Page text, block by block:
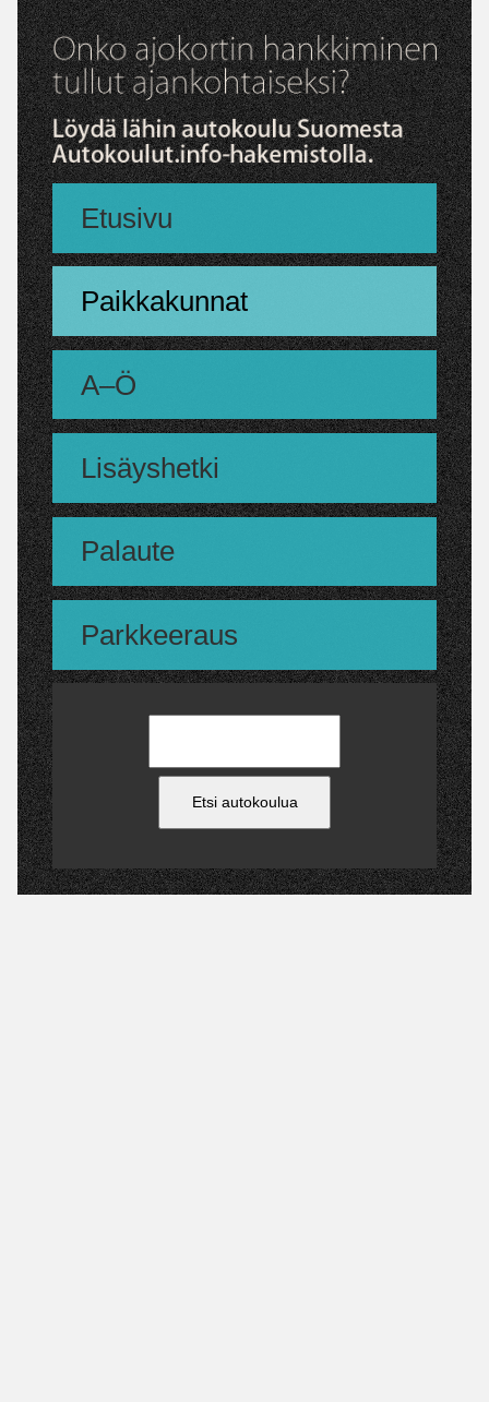
Etusivu
Paikkakunnat
A–Ö
Lisäyshetki
Palaute
Parkkeeraus
Etsi autokoulua